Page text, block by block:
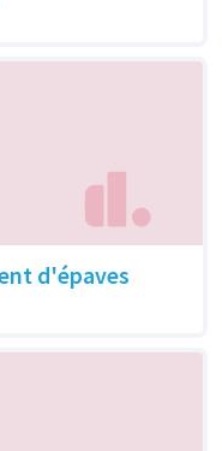
d'épaves